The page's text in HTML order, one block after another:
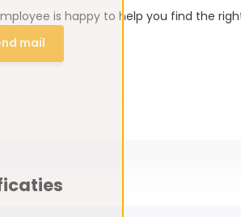
is happy to help you find the
mail